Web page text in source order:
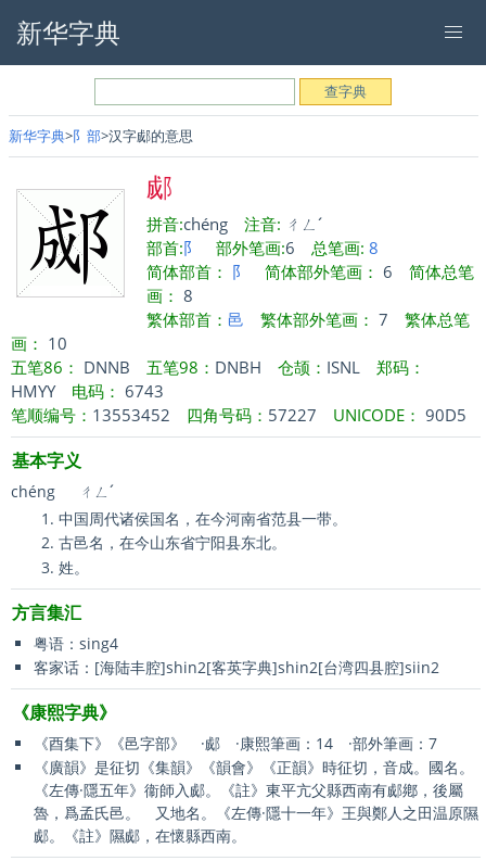
新华字典
新华字典 阝部 汉字郕的意思
郕
拼音:chéng 注音: ㄔㄥˊ
部首:阝 部外笔画:6 总笔画: 8
简体部首： 阝 简体部外笔画： 6 简体总笔
画： 8
繁体部首： 邑 繁体部外笔画： 7 繁体总笔
画： 10
五笔86： DNNB 五笔98： DNBH 仓颉： ISNL 郑码：
HMYY 电码： 6743
笔顺编号： 13553452 四角号码： 57227 UNICODE： 90D5
基本字义
chéng
ㄔㄥˊ
中国周代诸侯国名，在今河南省范县一带。
古邑名，在今山东省宁阳县东北。
姓。
方言集汇
粤语：sing4
客家话：[海陆丰腔]shin2[客英字典]shin2[台湾四县腔]siin2
《康熙字典》
《酉集下》《邑字部》 ·郕 ·康熙筆画：14 ·部外筆画：7
《廣韻》是征切《集韻》《韻會》《正韻》時征切，音成。國名。
《左傳·隱五年》衞師入郕。《註》東平亢父縣西南有郕鄕，後屬
魯，爲孟氏邑。 又地名。《左傳·隱十一年》王與鄭人之田温原隰
郕。《註》隰郕，在懷縣西南。